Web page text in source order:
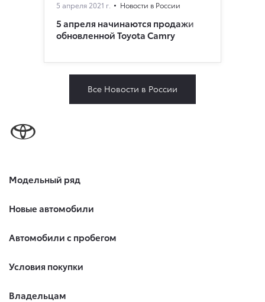
5 апреля 2021 г. Новости в России
5 апреля начинаются продажи
обновленной Toyota Camry
Все Новости в России
Модельный ряд
Новые автомобили
Автомобили с пробегом
Условия покупки
Владельцам